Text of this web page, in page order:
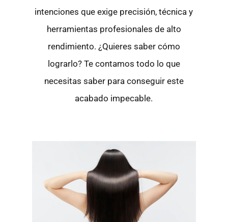
intenciones que exige precisión, técnica y
herramientas profesionales de alto
rendimiento. ¿Quieres saber cómo
lograrlo? Te contamos todo lo que
necesitas saber para conseguir este
acabado impecable.